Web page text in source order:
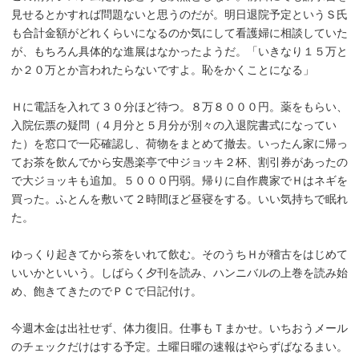
見せるとかすれば問題ないと思うのだが。明日退院予定というＳ氏
も合計金額がどれくらいになるのか気にして看護婦に相談していた
が、もちろん具体的な進展はなかったようだ。「いきなり１５万と
か２０万とか言われたらないですよ。恥をかくことになる」
Ｈに電話を入れて３０分ほど待つ。８万８０００円。薬をもらい、
入院伝票の疑問（４月分と５月分が別々の入退院書式になってい
た）を窓口で一応確認し、荷物をまとめて撤去。いったん家に帰っ
てお茶を飲んでから安愚楽亭で中ジョッキ２杯、割引券があったの
で大ジョッキも追加。５０００円弱。帰りに自作農家でＨはネギを
買った。ふとんを敷いて２時間ほど昼寝をする。いい気持ちで眠れ
た。
ゆっくり起きてから茶をいれて飲む。そのうちＨが稽古をはじめて
いいかといいう。しばらく夕刊を読み、ハンニバルの上巻を読み始
め、飽きてきたのでＰＣで日記付け。
今週木金は出社せず、体力復旧。仕事もＴまかせ。いちおうメール
のチェックだけはする予定。土曜日曜の速報はやらずばなるまい。